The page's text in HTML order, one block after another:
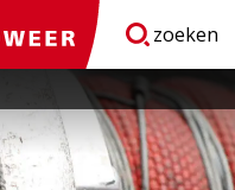
zoeken